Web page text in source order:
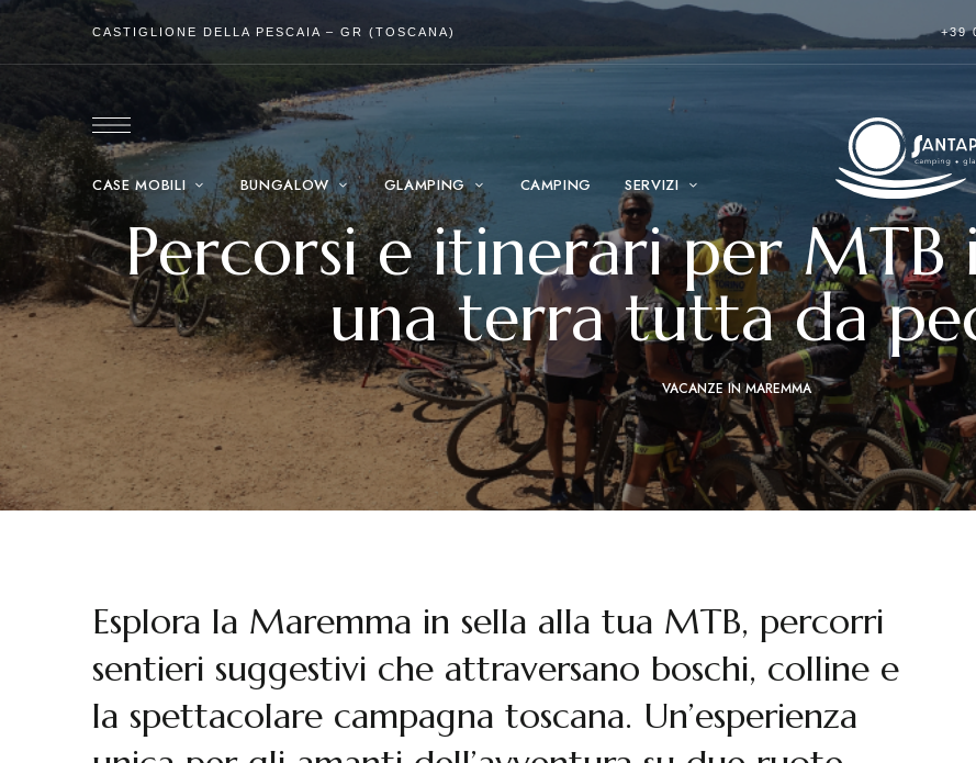
CASTIGLIONE DELLA PESCAIA – GR (TOSCANA) +39
CASE MOBILI BUNGALOW GLAMPING CAMPING SERVIZI
Percorsi e itinerari per
una terra tutta da
VACANZE IN MAREMMA
Esplora la Maremma in sella alla tua MTB, percorri
sentieri suggestivi che attraversano boschi, colline e
la spettacolare campagna toscana. Un’esperienza